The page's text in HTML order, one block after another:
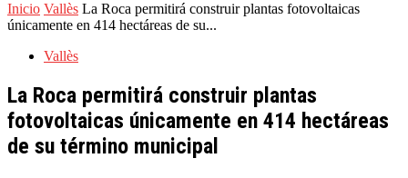
Inicio Vallès La Roca permitirá construir plantas fotovoltaicas
únicamente en 414 hectáreas de su...
Vallès
La Roca permitirá construir plantas
fotovoltaicas únicamente en 414 hectáreas
de su término municipal